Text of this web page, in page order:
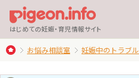
はじめての妊娠・育児情報サイト
お悩み相談室 妊娠中のトラブル